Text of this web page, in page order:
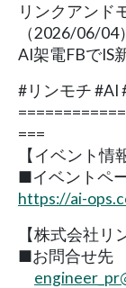
リンクアンド
（2026/06/04）
AI架電FBでIS
#リンモチ #AI
===
【イベント情
■イベントペ
https://ai-
【株式会社リ
■お問合せ先